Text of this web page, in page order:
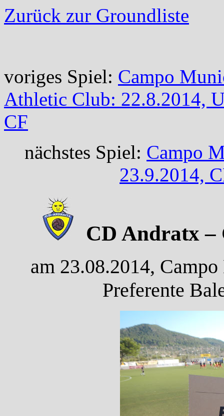
Zurück zur Groundliste
voriges Spiel: Campo
Athletic Club: 22.8.2014,
CF
nächstes Spiel: Campo
23.9.2014,
CD Andratx –
am 23.08.2014,
Preferente